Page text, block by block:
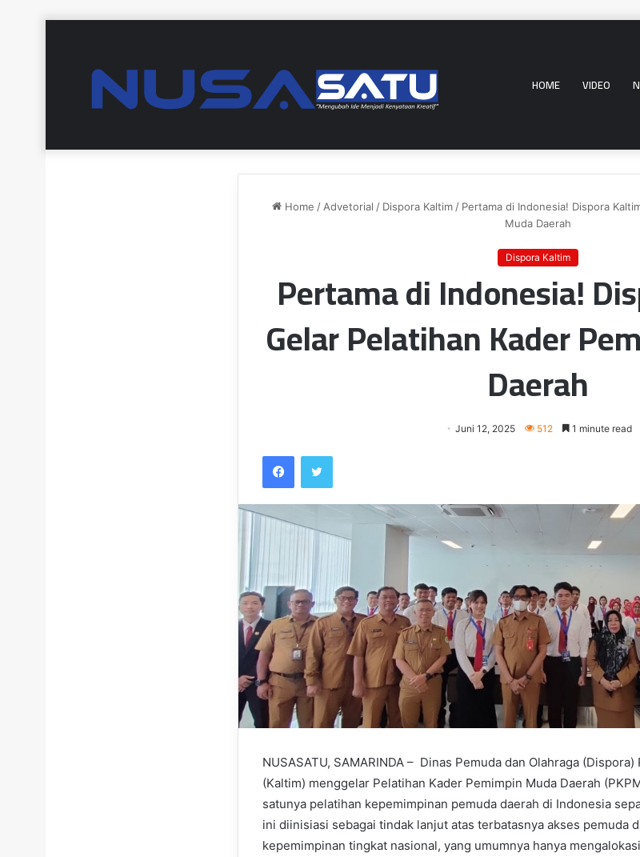
HOME VIDEO
Home / Advetorial / Dispora Kaltim / Pertama di Indonesia! Dispora
Muda Daerah
Dispora Kaltim
Pertama di Indonesia!
Gelar Pelatihan Kader
Daerah
Juni 12, 2025 512 1 minute read
FacebookTwitter
NUSASATU, SAMARINDA – Dinas Pemuda dan Olahraga
(Kaltim) menggelar Pelatihan Kader Pemimpin Muda Daerah
satunya pelatihan kepemimpinan pemuda daerah di Indonesia
ini diinisiasi sebagai tindak lanjut atas terbatasnya akses pemuda
kepemimpinan tingkat nasional, yang umumnya hanya